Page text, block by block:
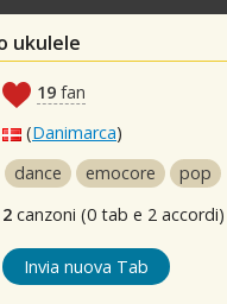
ukulele
19 fan
(Danimarca)
dance
emocore
pop
2 canzoni (0 tab e 2 accordi)
Invia nuova Tab